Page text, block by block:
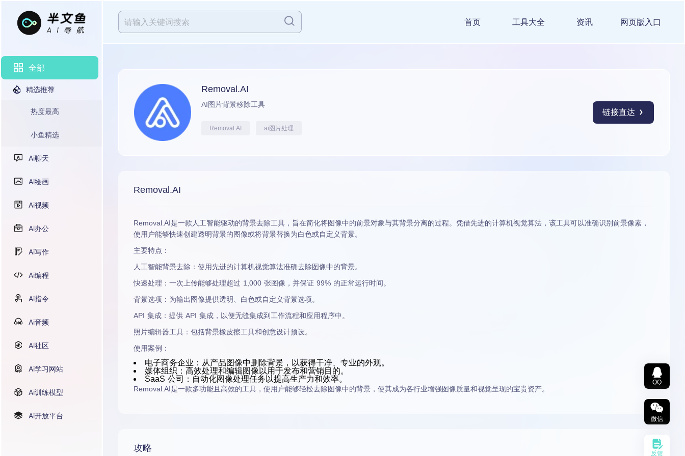
全部
精选推荐
热度最高
小鱼精选
Ai聊天
Ai绘画
Ai视频
Ai办公
Ai写作
Ai编程
Ai指令
Ai音频
Ai社区
Ai学习网站
Ai训练模型
Ai开放平台
首页 工具大全 资讯 网页版入口
Removal.AI
AI图片背景移除工具
Removal.AI ai图片处理
链接直达
Removal.AI
Removal.AI是一款人工智能驱动的背景去除工具，旨在简化将图像中的前景对象与其背景分离的过程。凭借先进的计算机视觉算法，该工具可以准确识别前景像素，
使用户能够快速创建透明背景的图像或将背景替换为白色或自定义背景。
主要特点 ：
人工智能背景去除 ：使用先进的计算机视觉算法准确去除图像中的背景。
快速处理 ：一次上传能够处理超过 1,000 张图像，并保证 99% 的正常运行时间。
背景选项 ：为输出图像提供透明、白色或自定义背景选项。
API 集成 ：提供 API 集成，以便无缝集成到工作流程和应用程序中。
照片编辑器工具 ：包括背景橡皮擦工具和创意设计预设。
使用案例 ：
电子商务企业 ：从产品图像中删除背景，以获得干净、专业的外观。
媒体组织 ：高效处理和编辑图像以用于发布和营销目的。
SaaS 公司
：自动化图像处理任务以提高生产力和效率。
Removal.AI是一款多功能且高效的工具，使用户能够轻松去除图像中的背景，使其成为各行业增强图像质量和视觉呈现的宝贵资产。
攻略
QQ
微信
反馈